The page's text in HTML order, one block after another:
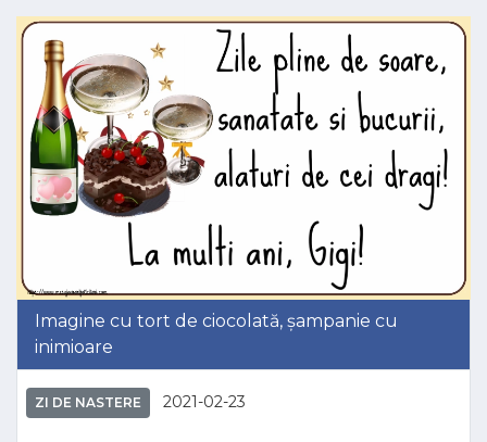
Imagine cu tort de ciocolată, șampanie cu
inimioare
ZI DE NASTERE 2021-02-23